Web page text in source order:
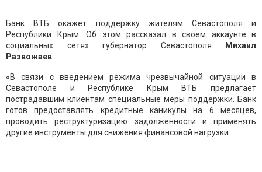
Банк ВТБ окажет поддержку жителям Севастополя и
Республики Крым. Об этом рассказал в своем аккаунте в
социальных сетях губернатор Севастополя
Михаил
Развожаев
«В связи с введением режима чрезвычайной ситуации в
Севастополе и Республике Крым ВТБ предлагает
пострадавшим клиентам специальные меры поддержки. Банк
готов предоставлять кредитные каникулы на 6 месяцев,
проводить реструктуризацию задолженности и применять
другие инструменты для снижения финансовой нагрузки.